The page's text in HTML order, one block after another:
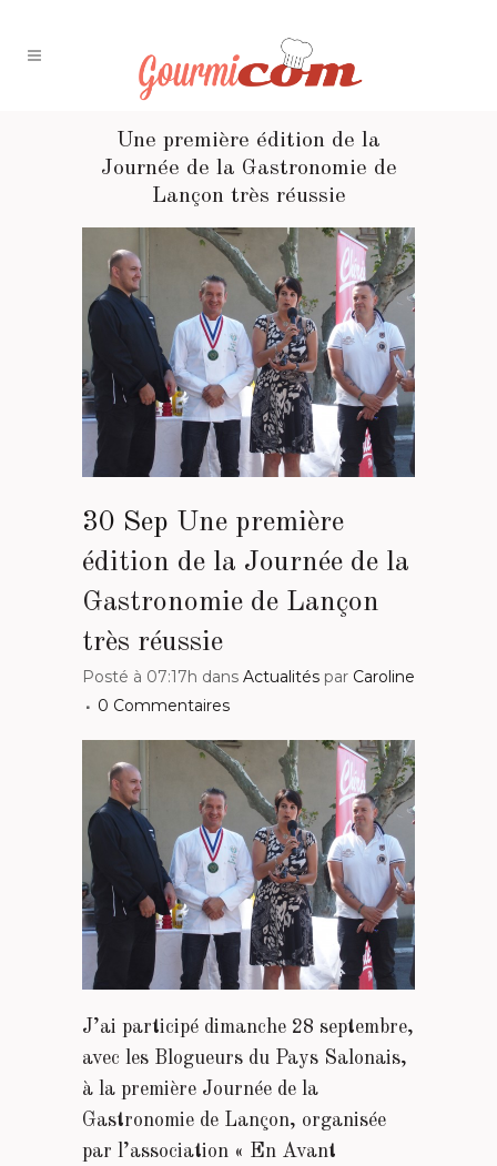
Une première édition de la
Journée de la Gastronomie de
Lançon très réussie
30 Sep Une première
édition de la Journée de la
Gastronomie de Lançon
très réussie
Posté à 07:17h dans Actualités par Caroline
0 Commentaires
J’ai participé dimanche 28 septembre,
avec les Blogueurs du Pays Salonais,
à la première Journée de la
Gastronomie de Lançon, organisée
par l’association « En Avant